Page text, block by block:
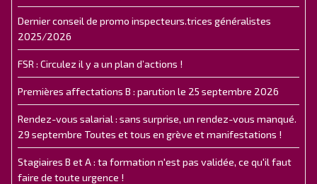
Dernier conseil de promo inspecteurs.trices généralistes
2025/2026
FSR : Circulez il y a un plan d’actions !
Premières affectations B : parution le 25 septembre 2026
Rendez-vous salarial : sans surprise, un rendez-vous manqué.
29 septembre Toutes et tous en grève et manifestations !
Stagiaires B et A : ta formation n'est pas validée, ce qu'il faut
faire de toute urgence !